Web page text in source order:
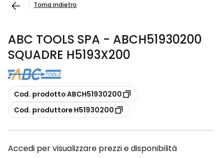
Torna indietro
ABC TOOLS SPA - ABCH51930200
SQUADRE H5193X200
copia
Cod. prodotto ABCH51930200
copia
Cod. produttore H51930200
Accedi per visualizzare prezzi e disponibilità